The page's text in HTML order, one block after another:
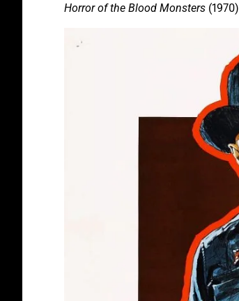
Horror of the Blood Monsters (1970)